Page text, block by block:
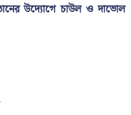
উদ্যোগে চাউল ও দাভোল